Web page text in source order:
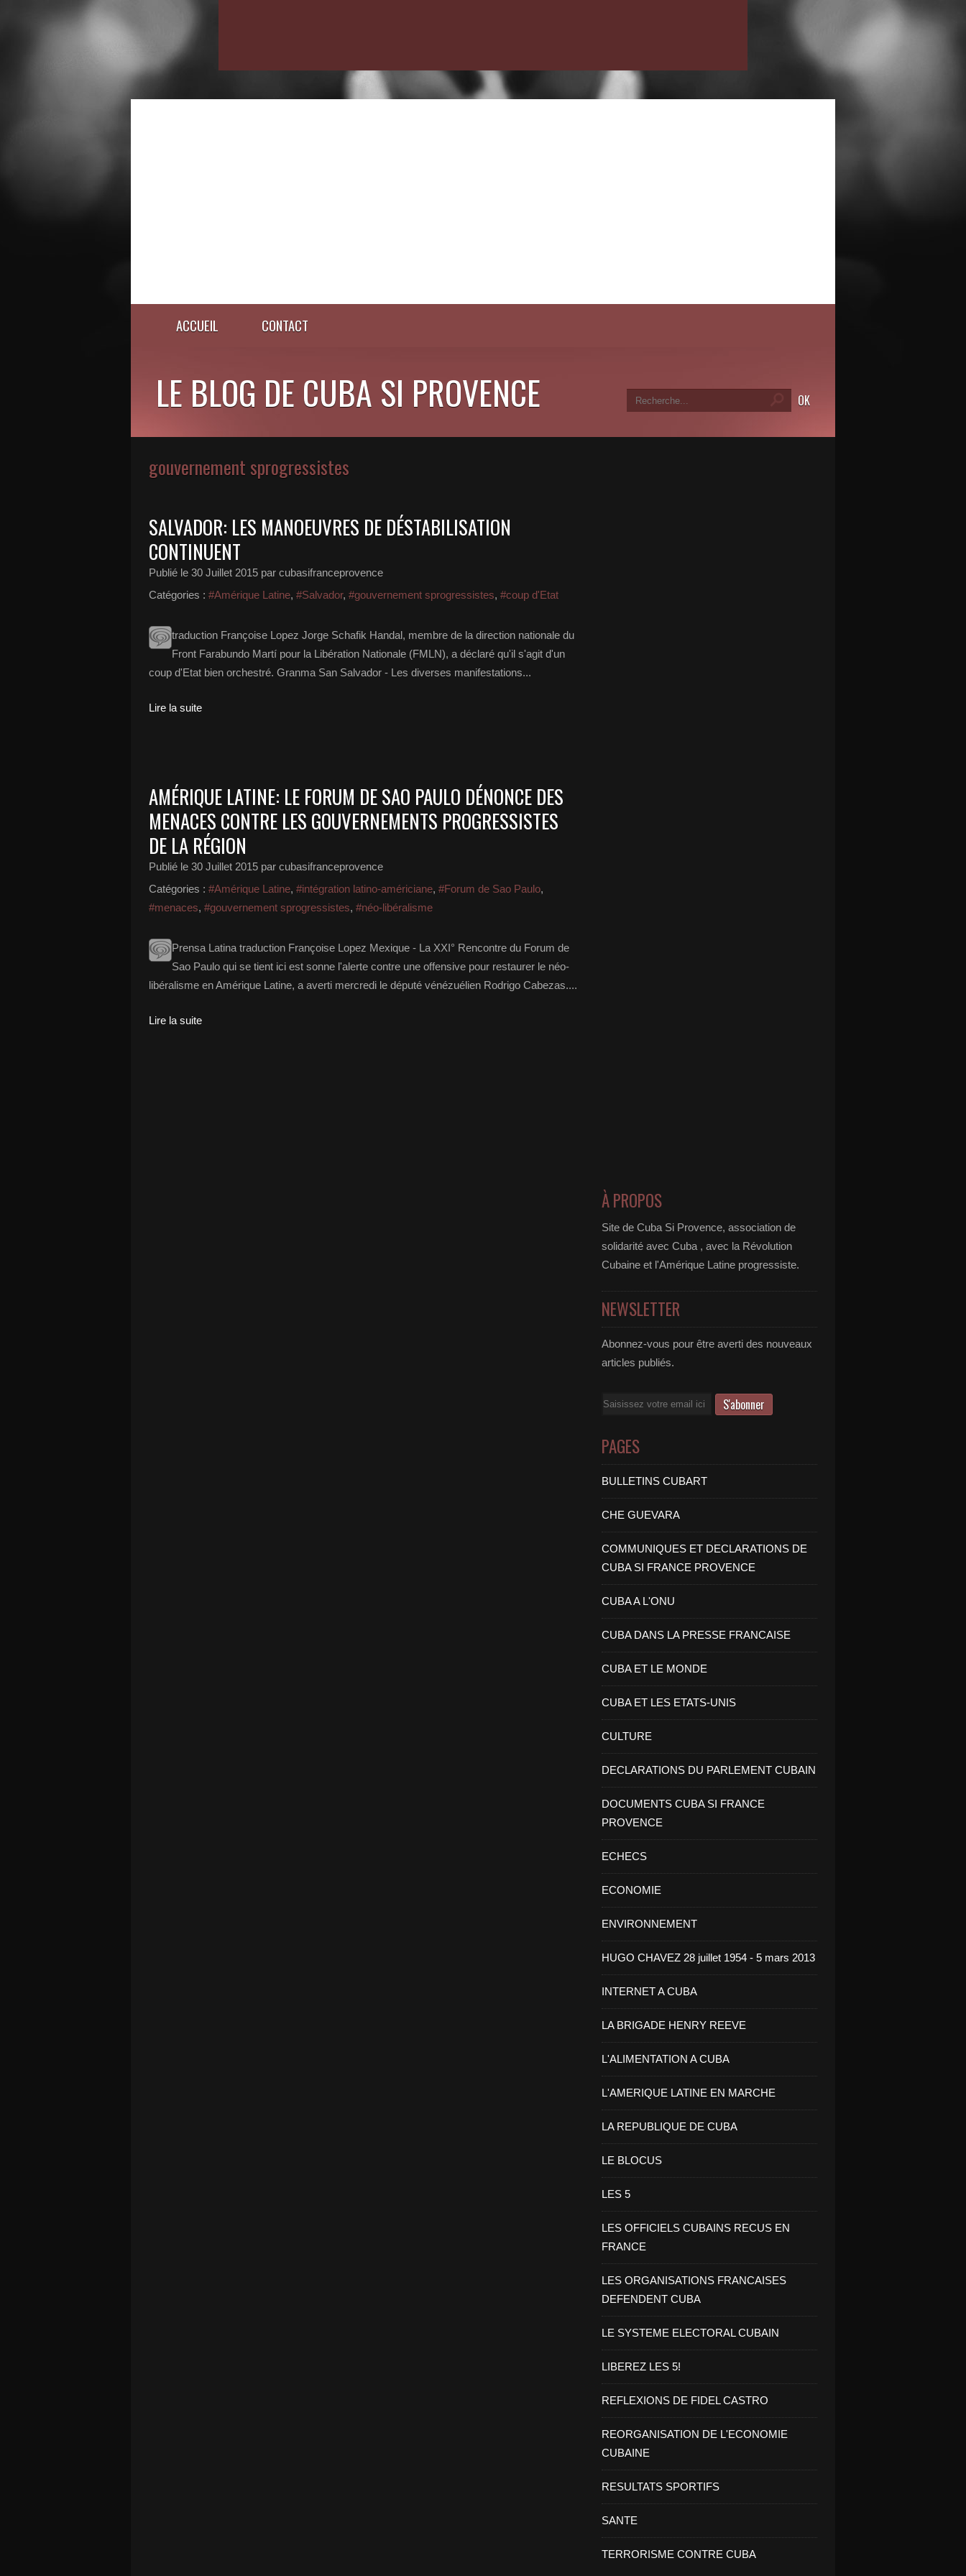
ACCUEIL CONTACT
LE BLOG DE CUBA SI PROVENCE
gouvernement sprogressistes
SALVADOR: LES MANOEUVRES DE DÉSTABILISATION
CONTINUENT
Publié le 30 Juillet 2015 par cubasifranceprovence
Catégories : #Amérique Latine, #Salvador, #gouvernement sprogressistes, #coup d'Etat
traduction Françoise Lopez Jorge Schafik Han­­­­­­­dal, membre de la direction nationale du
Front Farabundo Martí pour la Libération Nationale (FMLN), a déclaré qu'il s'agit d'un
coup d'Etat bien orchestré. Granma San Salvador - Les diverses manifestations...
Lire la suite
AMÉRIQUE LATINE: LE FORUM DE SAO PAULO DÉNONCE DES
MENACES CONTRE LES GOUVERNEMENTS PROGRESSISTES
DE LA RÉGION
Publié le 30 Juillet 2015 par cubasifranceprovence
Catégories : #Amérique Latine, #intégration latino-américiane, #Forum de Sao Paulo,
#menaces, #gouvernement sprogressistes, #néo-libéralisme
Prensa Latina traduction Françoise Lopez Mexique - La XXI° Rencontre du Forum de
Sao Paulo qui se tient ici est sonne l'alerte contre une offensive pour restaurer le néo-
libéralisme en Amérique Latine, a averti mercredi le député vénézuélien Rodrigo Ca­be­zas....
Lire la suite
À PROPOS
Site de Cuba Si Provence, association de
solidarité avec Cuba , avec la Révolution
Cubaine et l'Amérique Latine progressiste.
NEWSLETTER
Abonnez-vous pour être averti des nouveaux
articles publiés.
Email
PAGES
BULLETINS CUBART
CHE GUEVARA
COMMUNIQUES ET DECLARATIONS DE
CUBA SI FRANCE PROVENCE
CUBA A L'ONU
CUBA DANS LA PRESSE FRANCAISE
CUBA ET LE MONDE
CUBA ET LES ETATS-UNIS
CULTURE
DECLARATIONS DU PARLEMENT CUBAIN
DOCUMENTS CUBA SI FRANCE
PROVENCE
ECHECS
ECONOMIE
ENVIRONNEMENT
HUGO CHAVEZ 28 juillet 1954 - 5 mars 2013
INTERNET A CUBA
LA BRIGADE HENRY REEVE
L'ALIMENTATION A CUBA
L'AMERIQUE LATINE EN MARCHE
LA REPUBLIQUE DE CUBA
LE BLOCUS
LES 5
LES OFFICIELS CUBAINS RECUS EN
FRANCE
LES ORGANISATIONS FRANCAISES
DEFENDENT CUBA
LE SYSTEME ELECTORAL CUBAIN
LIBEREZ LES 5!
REFLEXIONS DE FIDEL CASTRO
REORGANISATION DE L'ECONOMIE
CUBAINE
RESULTATS SPORTIFS
SANTE
TERRORISME CONTRE CUBA